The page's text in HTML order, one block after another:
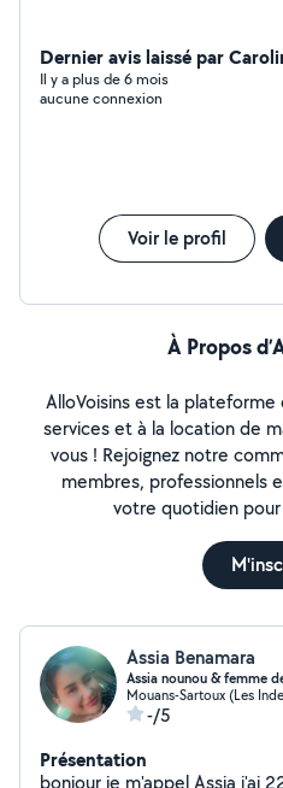
Dernier avis laissé par
Il y a plus de 6 mois
aucune connexion
Voir le profil
À Propos
AlloVoisins est la
services et à la location de
vous ! Rejoignez notre
membres, professionnels
votre quotidien
Assia Benamara
Assia nounou & femme
Mouans-Sartoux (Les
-/5
Présentation
bonjour je m'appel Assia j'ai